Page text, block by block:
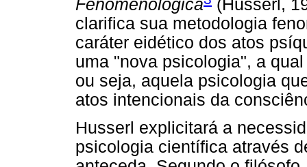
Fenomenológica
(Husserl,
clarifica sua metodologia
caráter eidético dos atos
uma "nova psicologia", a
ou seja, aquela psicologia
atos intencionais da
Husserl explicitará a
psicologia científica através